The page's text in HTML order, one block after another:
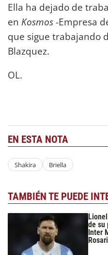
Ella ha dejado de
en Kosmos-Empresa
que sigue trabajando
Blazquez.
OL.
EN ESTA NOTA
Shakira Briella
TAMBIÉN TE PUEDE
de su
Inter